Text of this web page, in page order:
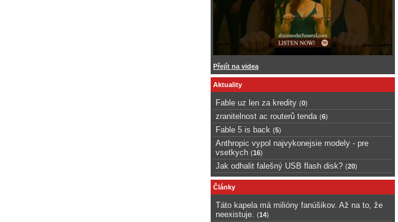
Přejít na videa
Aktuality
Fable uz len za kredity (0)
zranitelnost ac routerů tenda (6)
Fable 5 is back (5)
Anthropic vypol najvykonejsie modely - pre
vsetkych (16)
Jak odhalit falešný USB flash disk? (20)
Články
Táto kapela má milióny fanúšikov. Až na to, že
neexistuje.
(14)